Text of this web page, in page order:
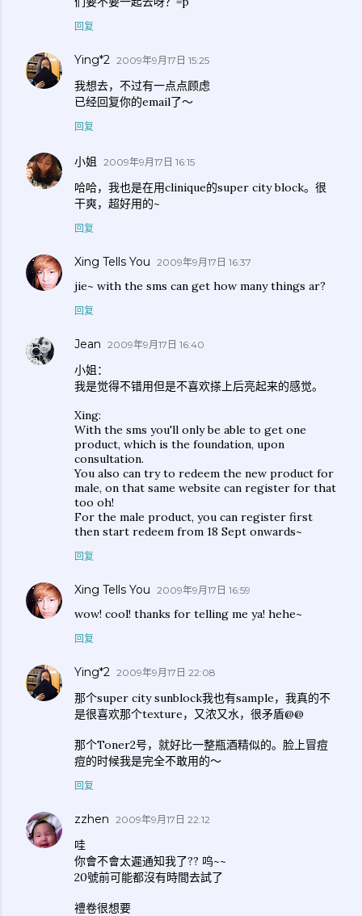
回复
Ying*2 2009年9月17日 15:25
我想去，不过有一点点顾虑
已经回复你的email了～
回复
小姐 2009年9月17日 16:15
哈哈，我也是在用clinique的super city block。很
干爽，超好用的~
回复
Xing Tells You 2009年9月17日 16:37
jie~ with the sms can get how many things ar?
回复
Jean 2009年9月17日 16:40
小姐：
我是觉得不错用但是不喜欢搽上后亮起来的感觉。
Xing:
With the sms you'll only be able to get one
product, which is the foundation, upon
consultation.
You also can try to redeem the new product for
male, on that same website can register for that
too oh!
For the male product, you can register first
then start redeem from 18 Sept onwards~
回复
Xing Tells You 2009年9月17日 16:59
wow! cool! thanks for telling me ya! hehe~
回复
Ying*2 2009年9月17日 22:08
那个super city sunblock我也有sample，我真的不
是很喜欢那个texture，又浓又水，很矛盾@@
那个Toner2号，就好比一整瓶酒精似的。脸上冒痘
痘的时候我是完全不敢用的～
回复
zzhen 2009年9月17日 22:12
哇
你會不會太遲通知我了?? 呜~~
20號前可能都沒有時間去試了
禮卷很想要